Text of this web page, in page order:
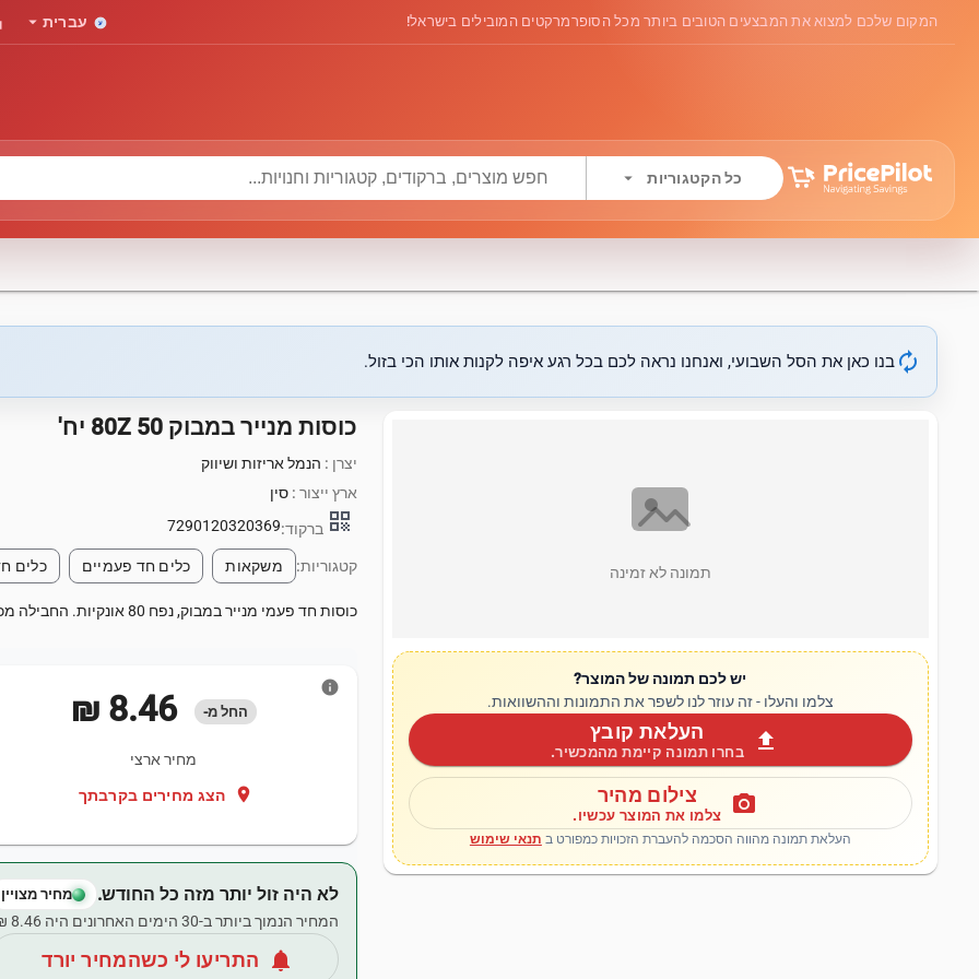
המקום שלכם למצוא את המבצעים הטובים ביותר מכל הסופרמרקטים המובילים בישראל! עברית arrow_drop_down
כל הקטגוריות arrow_drop_down
autorenew בנו כאן את הסל השבועי, ואנחנו נראה לכם בכל רגע איפה לקנות אותו הכי בזול.
תמונה לא זמינה
יש לכם תמונה של המוצר?
צלמו והעלו - זה עוזר לנו לשפר את התמונות וההשוואות.
upload העלאת קובץ
בחרו תמונה קיימת מהמכשיר.
photo_camera צילום מהיר
צלמו את המוצר עכשיו.
העלאת תמונה מהווה הסכמה להעברת הזכויות כמפורט ב תנאי שימוש
כוסות מנייר במבוק 80Z 50 יח'
יצרן : הנמל אריזות ושיווק
ארץ ייצור :סין
qr_code ברקוד:7290120320369
קטגוריות: משקאות כלים חד פעמיים כלים
כוסות חד פעמי מנייר במבוק, נפח 80 אונקיות. החבילה מכילה 50 יחידות.
החל מ- ‏8.46 ‏₪
מחיר ארצי
location_on הצג מחירים בקרבתך
info
לא היה זול יותר מזה כל החודש. מחיר מצויין
המחיר הנמוך ביותר ב-30 הימים האחרונים היה ‏8.46 ‏₪.
notifications התריעו לי כשהמחיר יורד